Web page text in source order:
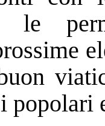
le
popolari